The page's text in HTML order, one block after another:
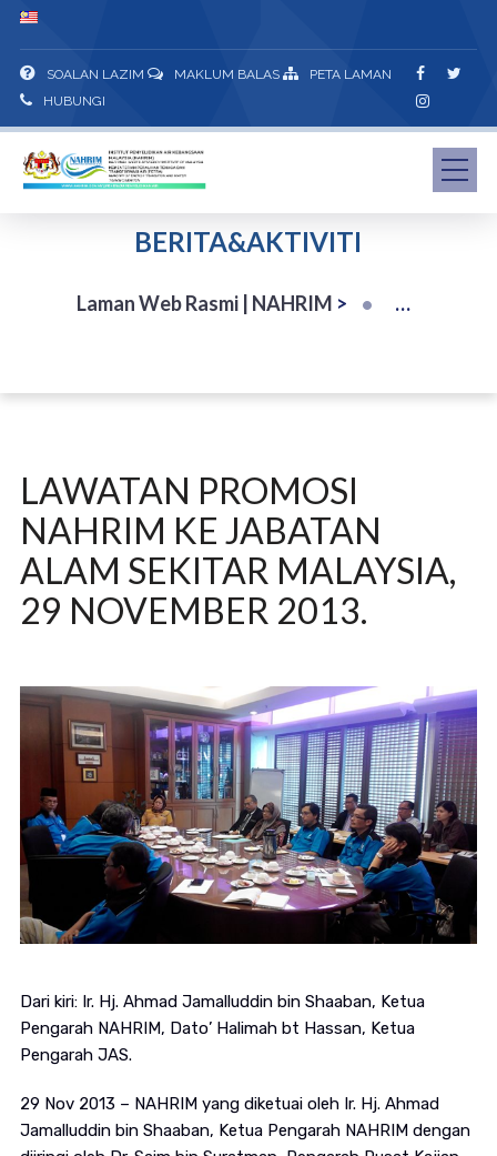
SOALAN LAZIM MAKLUM BALAS
PETA LAMAN
HUBUNGI
BERITA&AKTIVITI
Laman Web Rasmi | NAHRIM >
LAWATAN PROMOSI
NAHRIM KE JABATAN
ALAM SEKITAR MALAYSIA,
29 NOVEMBER 2013.
Dari kiri: Ir. Hj. Ahmad Jamalluddin bin Shaaban, Ketua
Pengarah NAHRIM, Dato’ Halimah bt Hassan, Ketua
Pengarah JAS.
29 Nov 2013 – NAHRIM yang diketuai oleh Ir. Hj. Ahmad
Jamalluddin bin Shaaban, Ketua Pengarah NAHRIM dengan